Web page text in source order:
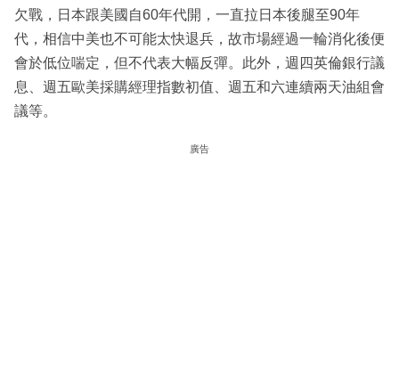
欠戰，日本跟美國自60年代開，一直拉日本後腿至90年
代，相信中美也不可能太快退兵，故市場經過一輪消化後便
會於低位喘定，但不代表大幅反彈。此外，週四英倫銀行議
息、週五歐美採購經理指數初值、週五和六連續兩天油組會
議等。
廣告